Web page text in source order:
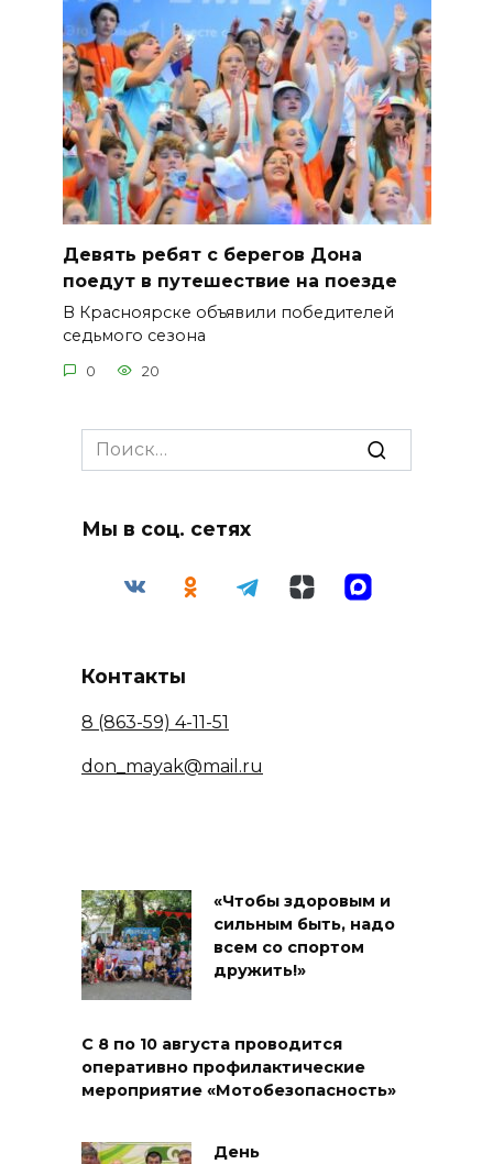
Девять ребят с берегов Дона
поедут в путешествие на поезде
В Красноярске объявили победителей
седьмого сезона
0 20
Search
for:
Мы в соц. сетях
Контакты
8 (863-59) 4-11-51
don_mayak@mail.ru
«Чтобы здоровым и
сильным быть, надо
всем со спортом
дружить!»
С 8 по 10 августа проводится
оперативно профилактические
мероприятие «Мотобезопасность»
День